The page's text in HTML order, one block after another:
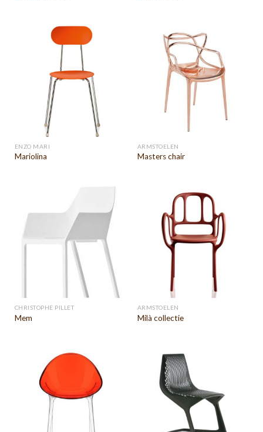
ENZO MARI
Mariolina
ARMSTOELEN
Masters chair
CHRISTOPHE PILLET
Mem
ARMSTOELEN
Milà collectie